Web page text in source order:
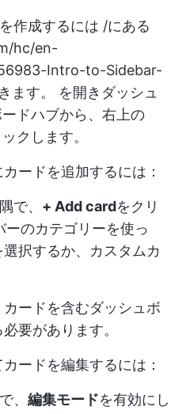
作成するには /にある
hc/en-
Intro-to-Sidebar-
ます。 を開き ダッシュ
ドハブから、右上の
クします。
ードを追加するには：
で、 + Add cardをクリ
ーのカテゴリーを使っ
択するか、カスタムカ
ードを含むダッシュボ
要があります。
ードを編集するには：
、 編集モードを有効にし